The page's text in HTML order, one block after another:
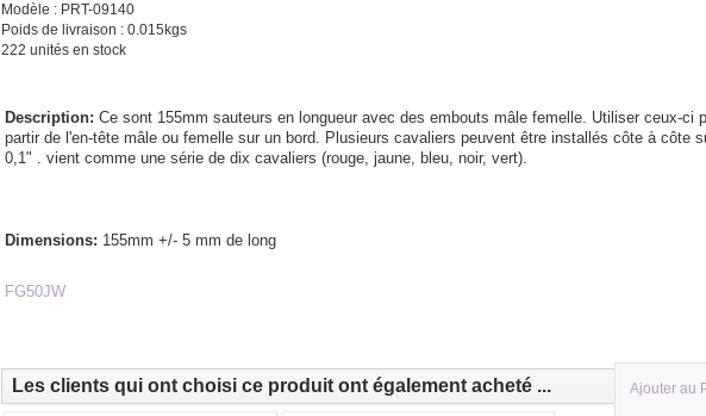
Modèle : PRT-09140
Poids de livraison : 0.015kgs
222 unités en stock
Description: Ce sont 155mm sauteurs en longueur avec des embouts mâle femelle. Utiliser ceux-ci
partir de l'en-tête mâle ou femelle sur un bord. Plusieurs cavaliers peuvent être installés côte à côte
0,1" . vient comme une série de dix cavaliers (rouge, jaune, bleu, noir, vert).
Dimensions: 155mm +/- 5 mm de long
FG50JW
Ajouter au
Les clients qui ont choisi ce produit ont également acheté ...